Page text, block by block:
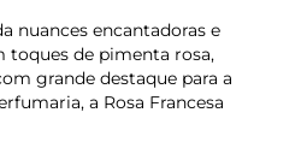
nuances encantadoras e
toques de pimenta rosa,
grande destaque para a
a Rosa Francesa